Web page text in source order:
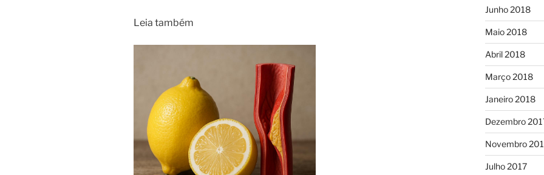
Leia também
Junho 2018
Maio 2018
Abril 2018
Março 2018
Janeiro 2018
Dezembro
Novembro
Julho 2017